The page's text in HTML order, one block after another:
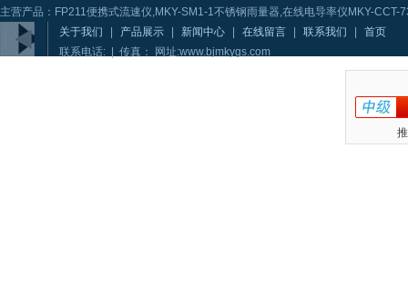
主营产品：FP211便携式流速仪,MKY-SM1-1不锈钢雨量器,在线电导率仪MKY-CCT-
关于我们
产品展示 新闻中心 在线留言 联系我们
首页
联系电话: | 传真： 网址:www.bjmkygs.com